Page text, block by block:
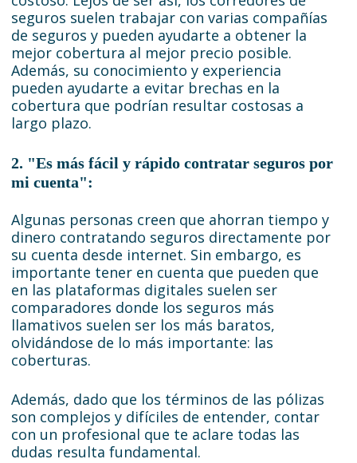
seguros suelen trabajar con varias compañías
de seguros y pueden ayudarte a obtener la
mejor cobertura al mejor precio posible.
Además, su conocimiento y experiencia
pueden ayudarte a evitar brechas en la
cobertura que podrían resultar costosas a
largo plazo.
2. "Es más fácil y rápido contratar seguros por
mi cuenta":
Algunas personas creen que ahorran tiempo y
dinero contratando seguros directamente por
su cuenta desde internet. Sin embargo, es
importante tener en cuenta que pueden que
en las plataformas digitales suelen ser
comparadores donde los seguros más
llamativos suelen ser los más baratos,
olvidándose de lo más importante: las
coberturas.
Además, dado que los términos de las pólizas
son complejos y difíciles de entender, contar
con un profesional que te aclare todas las
dudas resulta fundamental.